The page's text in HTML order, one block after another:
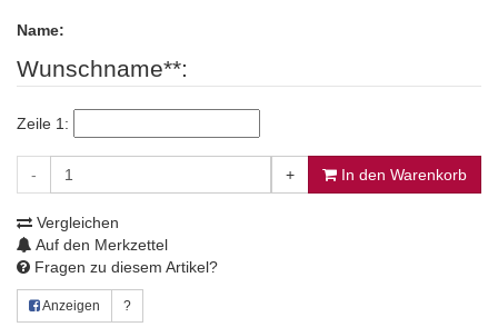
Name:
Wunschname**:
Zeile 1:
- + In den Warenkorb
Vergleichen
Auf den Merkzettel
Fragen zu diesem Artikel?
Anzeigen ?